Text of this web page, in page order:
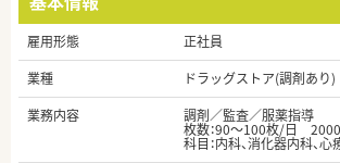
雇用形態
正社員
業種
ドラッグストア(調剤あり)
業務内容
調剤／監査／服薬指導
枚数：90～100枚/日
科目：内科、消化器内科、